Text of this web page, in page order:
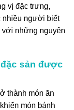
vị đặc trưng,
nhiều người biết
với những nguyên
sản được
thành món ăn
món bánh